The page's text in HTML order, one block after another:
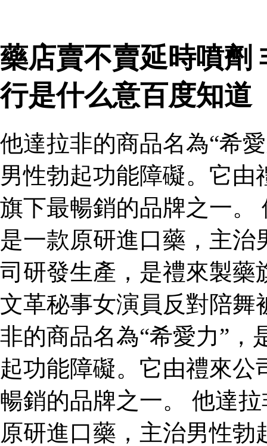
藥店賣不賣延時噴劑
行是什么意百度知道
他達拉非的商品名為“希
男性勃起功能障礙。它
旗下最暢銷的品牌之一。
是一款原研進口藥，主
司研發生產，是禮來製藥
文革秘事女演員反對陪
非的商品名為“希愛力”，
起功能障礙。它由禮來
暢銷的品牌之一。 他達
原研進口藥，主治男性